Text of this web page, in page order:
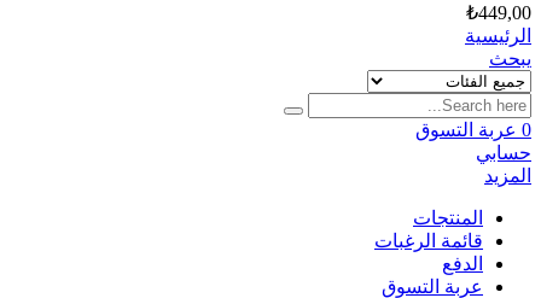
₺449,00
الرئيسية
يبحث
0 عربة التسوق
حسابي
المزيد
المنتجات
قائمة الرغبات
الدفع
عربة التسوق